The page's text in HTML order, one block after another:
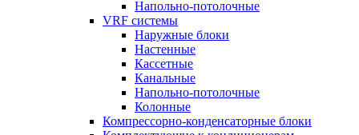
Напольно-потолочные
VRF системы
Наружные блоки
Настенные
Кассетные
Канальные
Напольно-потолочные
Колонные
Компрессорно-конденсаторные блоки